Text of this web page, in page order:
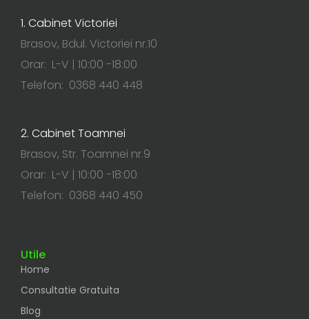
1. Cabinet Victoriei
Brasov, Bdul. Victoriei nr.10
Orar: L-V | 10:00 -18:00
Telefon: 0368 440 448
2. Cabinet Toamnei
Brasov, Str. Toamnei nr.9
Orar: L-V | 10:00 -18:00
Telefon: 0368 440 450
Utile
Home
Consultatie Gratuita
Blog